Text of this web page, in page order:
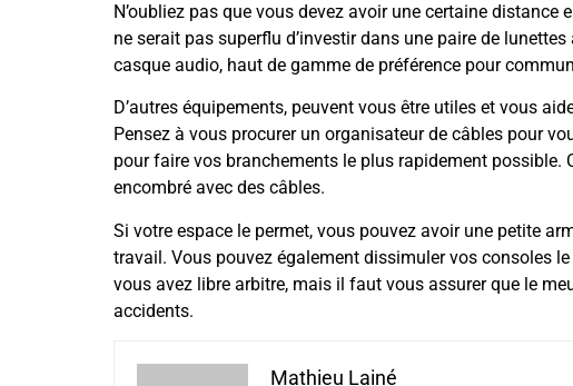
N’oubliez pas que vous devez avoir une certaine distance
ne serait pas superflu d’investir dans une paire de
casque audio, haut de gamme de préférence pour
D’autres équipements, peuvent vous être utiles et vous
Pensez à vous procurer un organisateur de câbles pour
pour faire vos branchements le plus rapidement possible.
encombré avec des câbles.
Si votre espace le permet, vous pouvez avoir une petite
travail. Vous pouvez également dissimuler vos consoles
vous avez libre arbitre, mais il faut vous assurer que le
accidents.
Mathieu Lainé